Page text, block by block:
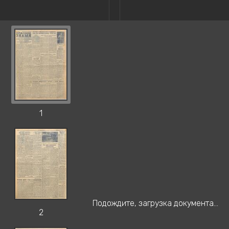
1
2
Подождите, загрузка документа...